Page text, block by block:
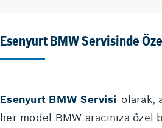
Esenyurt BMW Servisinde
Esenyurt BMW Servisi olarak,
her model BMW aracınıza